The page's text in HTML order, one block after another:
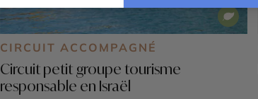
CIRCUIT ACCOMPAGNÉ
Circuit petit groupe tourisme
responsable en Israël